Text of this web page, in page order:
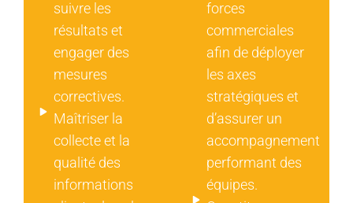
suivre les
résultats et
engager des
mesures
correctives.
Maîtriser la
collecte et la
qualité des
informations
forces
commerciales
afin de déployer
les axes
stratégiques et
d’assurer un
accompagnement
performant des
équipes.